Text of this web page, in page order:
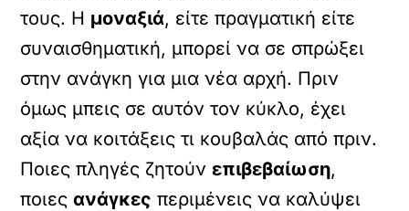
τους. Η μοναξιά, είτε πραγματική είτε
συναισθηματική, μπορεί να σε σπρώξει
στην ανάγκη για μια νέα αρχή. Πριν
όμως μπεις σε αυτόν τον κύκλο, έχει
αξία να κοιτάξεις τι κουβαλάς από πριν.
Ποιες πληγές ζητούνεπιβεβαίωση,
ποιεςανάγκες περιμένεις να καλύψει